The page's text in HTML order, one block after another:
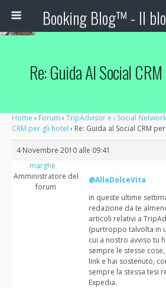
Re: Guida Al Social
Home › Forum › TripAdvisor e i Social
CRM per gli hotel › Re: Guida al Social CRM
4 Novembre 2010 alle 09:41
marghe
Amministratore del
forum
@AllaDolceVita
in queste ultime
redazione da te
articoli relativi a
(purtroppo talvolta in
cui a nostro avviso tu
sempre le stesse
link e hai sostenuto,
sempre la stessa tesi
Expedia.